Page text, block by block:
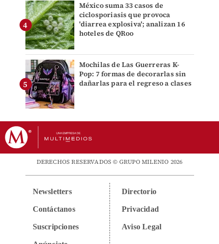
México suma 33 casos de
ciclosporiasis que provoca
'diarrea explosiva'; analizan 16
hoteles de QRoo
Mochilas de Las Guerreras K-
Pop: 7 formas de decorarlas sin
dañarlas para el regreso a clases
DERECHOS RESERVADOS © GRUPO MILENIO 2026
Newsletters
Contáctanos
Suscripciones
Directorio
Privacidad
Aviso Legal